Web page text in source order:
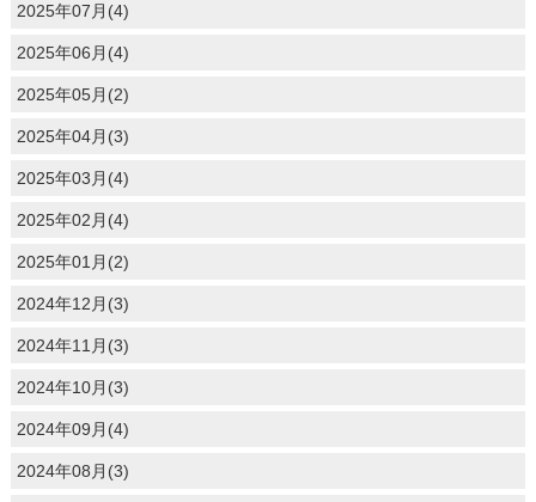
2025年07月(4)
2025年06月(4)
2025年05月(2)
2025年04月(3)
2025年03月(4)
2025年02月(4)
2025年01月(2)
2024年12月(3)
2024年11月(3)
2024年10月(3)
2024年09月(4)
2024年08月(3)